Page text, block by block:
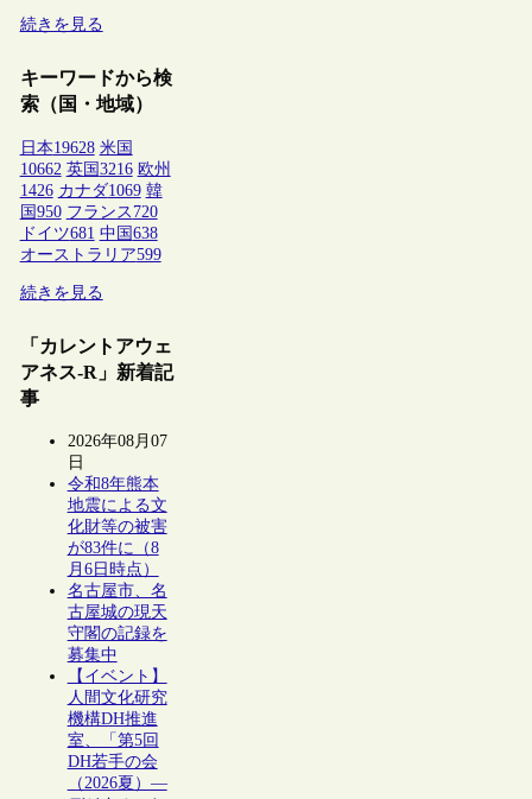
続きを見る
キーワードから検
索（国・地域）
日本19628 米国
10662 英国 3216 欧州
1426 カナダ1069 韓
国 950 フランス 720
ドイツ681 中国 638
オーストラリア599
続きを見る
「カレントアウェ
アネス-R」新着記
事
2026年08月07
日
令和8年熊本
地震による文
化財等の被害
が83件に（8
月6日時点）
名古屋市、名
古屋城の現天
守閣の記録を
募集中
【イベント】
人間文化研究
機構DH推進
室、「第5回
DH若手の会
（2026夏）―